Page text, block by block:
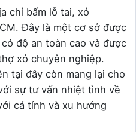
chỉ bấm lỗ tai, xỏ
Đây là một cơ sở được
độ an toàn cao và được
xỏ chuyên nghiệp.
tại đây còn mang lại cho
sự tư vấn nhiệt tình về
cá tính và xu hướng